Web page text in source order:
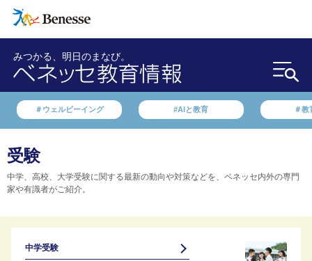
みつかる、明日のまなび。
＃ウェルビーイング #AIと教育 ＃教
受験
中学、高校、大学受験に関する最新の動向や対策などを、ベネッセ内外の専門
家や有識者がご紹介。
中学受験